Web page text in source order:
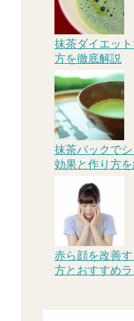
抹茶ダイエッ
方を徹底解説
抹茶パックで
効果と作り方
赤ら顔を改善
方とおすすめラ